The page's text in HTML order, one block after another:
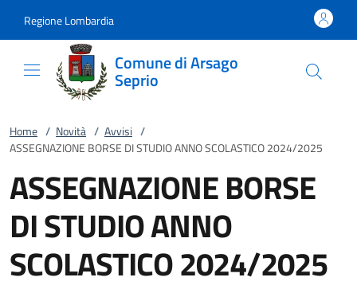
Regione Lombardia
Comune di Arsago
Seprio
Home / Novità / Avvisi /
ASSEGNAZIONE BORSE DI STUDIO ANNO SCOLASTICO 2024/2025
ASSEGNAZIONE BORSE
DI STUDIO ANNO
SCOLASTICO 2024/2025